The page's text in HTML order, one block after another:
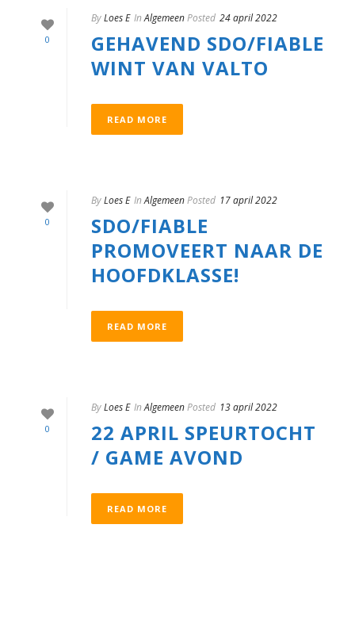
0
ByLoes E InAlgemeenPosted 24 april 2022
GEHAVEND SDO/FIABLE
WINT VAN VALTO
READ MORE
0
ByLoes E InAlgemeenPosted 17 april 2022
SDO/FIABLE
PROMOVEERT NAAR DE
HOOFDKLASSE!
READ MORE
0
ByLoes E InAlgemeenPosted 13 april 2022
22 APRIL SPEURTOCHT
/ GAME AVOND
READ MORE